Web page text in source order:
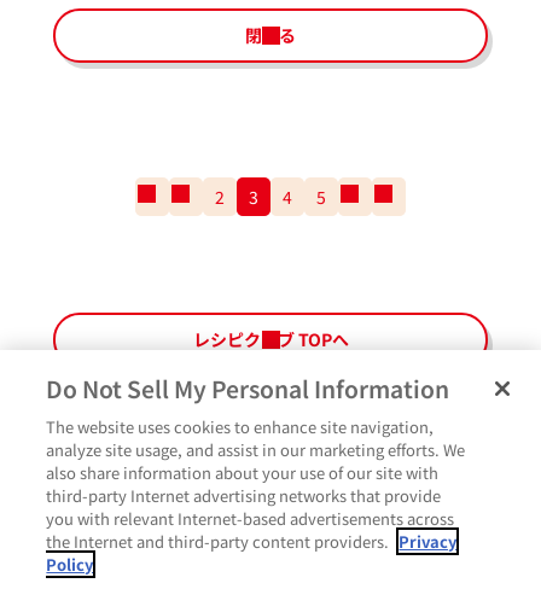
閉じる
番
ペ
ー
ジ
の
2 3 4 5
の
番
ペ
ー
レシピクラブ TOPへ
作ったよ
ペ
ー
ジ
最
上
部
よくあるご質問 ご利用規約Glicoメンバーズ会員規約プライバシーポリシー
サイトマップお問い合わせCookie設定Glicoホームページ
Do Not Sell My Personal Information
The website uses cookies to enhance site navigation,
analyze site usage, and assist in our marketing efforts. We
also share information about your use of our site with
third-party Internet advertising networks that provide
you with relevant Internet-based advertisements across
the Internet and third-party content providers. Privacy
Policy